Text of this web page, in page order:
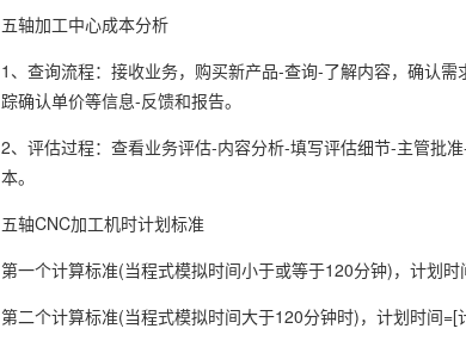
五轴加工中心成本分析
1、查询流程：接收业务，购买新产品-查询-了解内容，确认
踪确认单价等信息-反馈和报告。
2、评估过程：查看业务评估-内容分析-填写评估细节-主管批
本。
五轴CNC加工机时计划标准
第一个计算标准(当程式模拟时间小于或等于120分钟)，计划
第二个计算标准(当程式模拟时间大于120分钟时)，计划时间=[